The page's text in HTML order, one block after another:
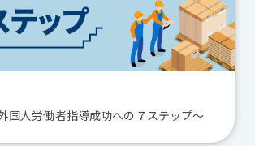
国人労働者指導成功への７ステップ～